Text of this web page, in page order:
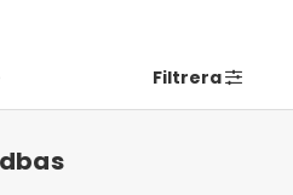
Filtrera